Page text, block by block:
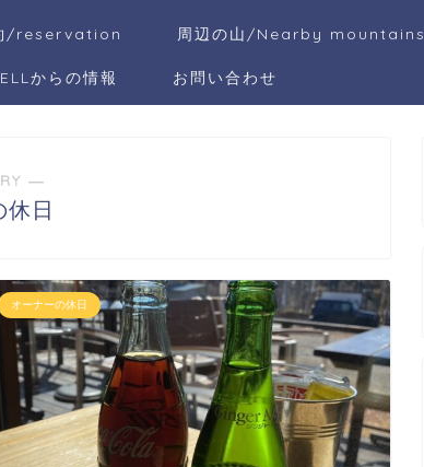
/reservation 周辺の山/Nearby mountains
からの情報 お問い合わせ
―
日
オーナーの休日